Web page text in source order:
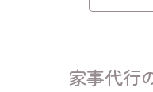
家事代行